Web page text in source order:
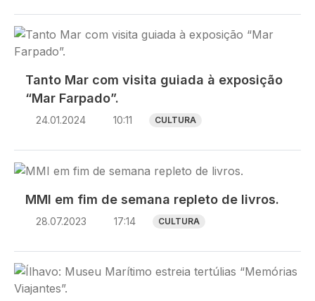
Imagem
Tanto Mar com visita guiada à exposição
“Mar Farpado”.
24.01.2024 10:11 CULTURA
Imagem
MMI em fim de semana repleto de livros.
28.07.2023 17:14 CULTURA
Imagem